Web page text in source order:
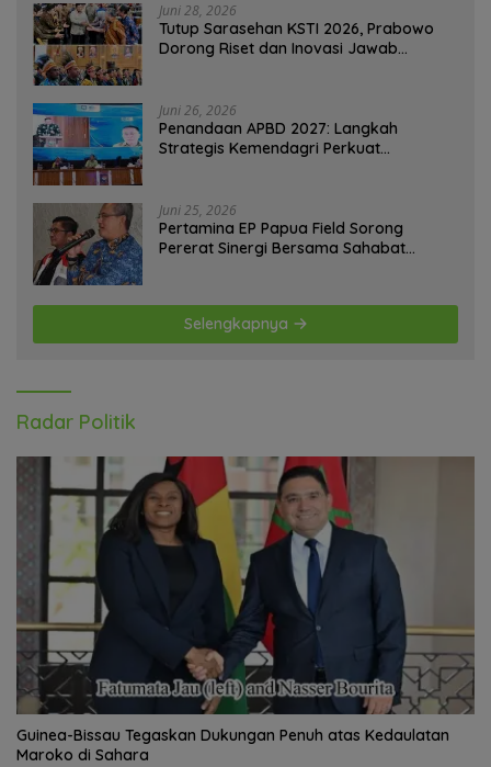
Juni 28, 2026
Tutup Sarasehan KSTI 2026, Prabowo
Dorong Riset dan Inovasi Jawab
Juni 26, 2026
Penandaan APBD 2027: Langkah
Strategis Kemendagri Perkuat
Juni 25, 2026
Pertamina EP Papua Field Sorong
Pererat Sinergi Bersama Sahabat
Selengkapnya
Radar Politik
Guinea-Bissau Tegaskan Dukungan Penuh atas Kedaulatan
Maroko di Sahara